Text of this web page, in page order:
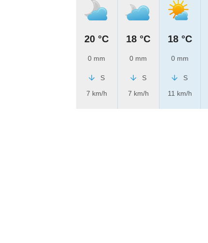
20 °C
0 mm
S
7 km/h
18 °C
0 mm
S
7 km/h
18 °C
0 mm
S
11 km/h